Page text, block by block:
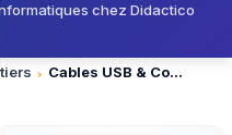
chez Didactico
Cables USB & Cordons informatiques